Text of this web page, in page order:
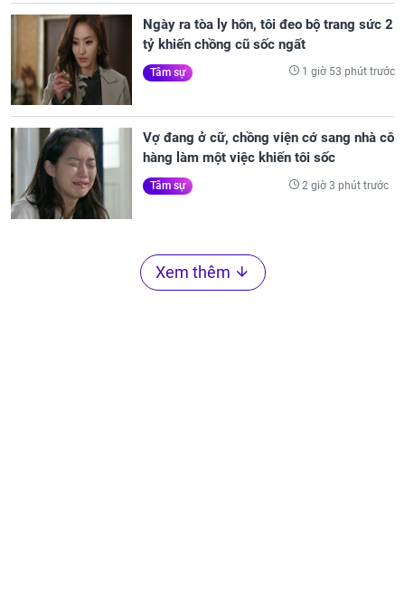
Ngày ra tòa ly hôn, tôi đeo bộ trang sức 2
tỷ khiến chồng cũ sốc ngất
Tâm sự 1 giờ 53 phút trước
Vợ đang ở cữ, chồng viện cớ sang nhà cô
hàng làm một việc khiến tôi sốc
Tâm sự 2 giờ 3 phút trước
Xem thêm